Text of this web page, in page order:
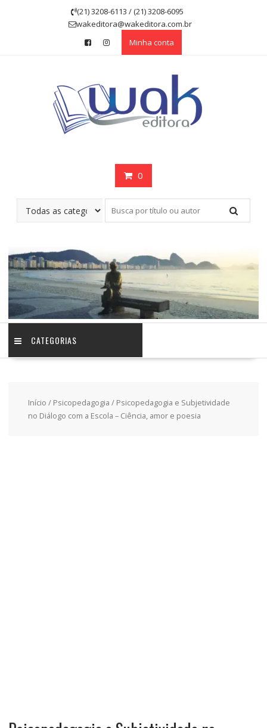
(21) 3208-6113 / (21) 3208-6095
wakeditora@wakeditora.com.br
Minha conta
0
CATEGORIAS
Início / Psicopedagogia / Psicopedagogia e Subjetividade
no Diálogo com a Escola – Ciência, amor e poesia